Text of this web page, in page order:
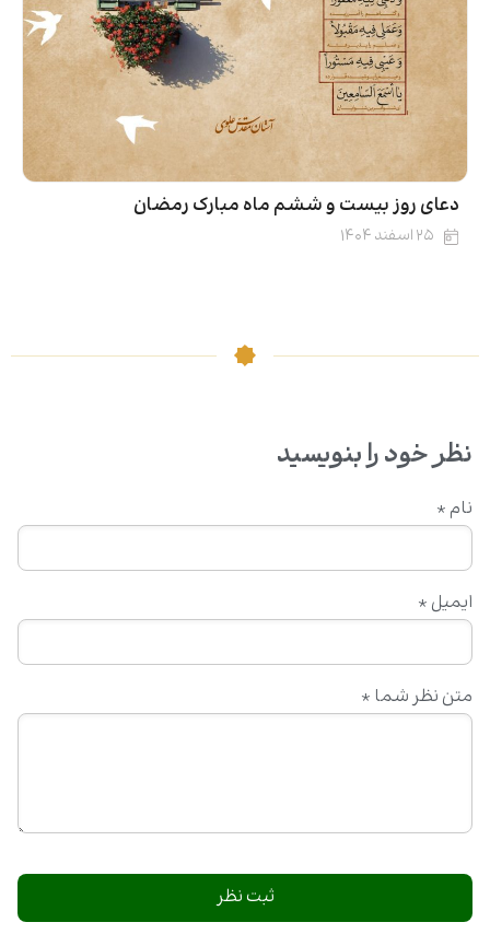
دعای روز بیست و ششم ماه مبارک رمضان
۲۵ اسفند ۱۴۰۴
نظر خود را بنویسید
متن نظر شما *
نام *
ایمیل *